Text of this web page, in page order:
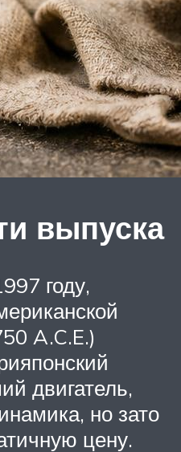
выпуска
году,
A.C.E.)
двигатель,
но зато
цену.